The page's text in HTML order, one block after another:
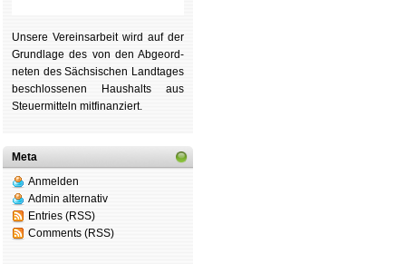
Unsere Ver­eins­ar­beit wird auf der
Grund­lage des von den Ab­ge­ord­
ne­ten des Säch­si­schen Land­tages
be­schlos­se­nen Haus­halts aus
Steu­er­mitteln mit­fi­nan­ziert.
Meta
Anmelden
Admin alternativ
Entries (RSS)
Comments (RSS)